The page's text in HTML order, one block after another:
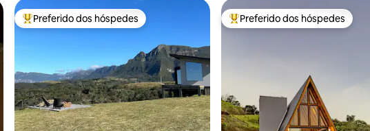
Entre os melhores preferidos dos hóspedes
Preferido dos hóspedes Entre os melhores preferidos
Preferido dos hóspedes